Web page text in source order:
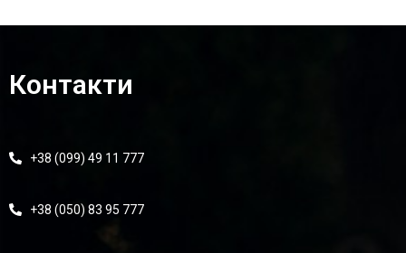
Контакти
+38 (099) 49 11 777
+38 (050) 83 95 777